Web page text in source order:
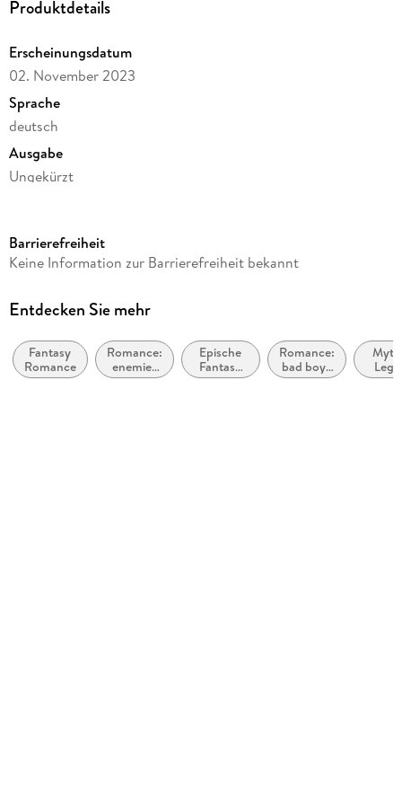
Produktdetails
Erscheinungsdatum
02. November 2023
Sprache
deutsch
Ausgabe
Ungekürzt
Laufzeit
Reihe
Autor/Autorin
Carina Schnell
Barrierefreiheit
Keine Information zur Barrierefreiheit bekannt
Entdecken Sie mehr
Fantasy
Romance
Romance:
enemies
to lovers
Epische
Fantasy
(High
Romance:
bad boys
/ bad girls